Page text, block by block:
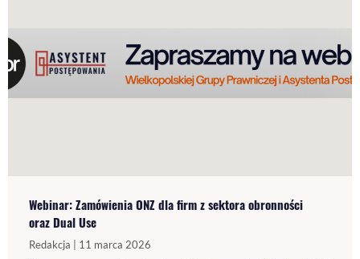
Webinar: Zamówienia ONZ dla firm z sektora obronności
oraz Dual Use
Redakcja | 11 marca 2026